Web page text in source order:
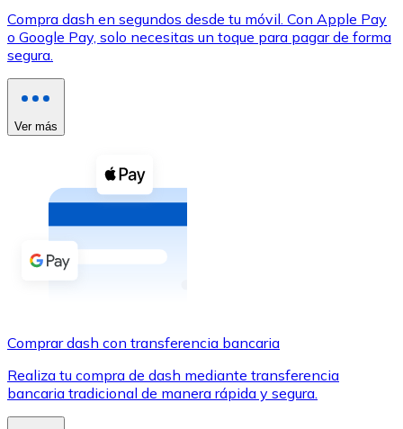
XRP
Efectivo
Comprar con efectivo
Transferencia SEPA
Añade fondos a tu cuenta Bitnovo o realiza compras
Utiliza tarjetas Visa y Mastercard para comprar
Comprar con tarjeta
Tienda - Tarjetas regalo
Compra dash en segundos desde tu móvil. Con Apple Pay
o Google Pay, solo necesitas un toque para pagar de forma
segura.
Ver más
Comprar dash con transferencia bancaria
Realiza tu compra de dash mediante transferencia
bancaria tradicional de manera rápida y segura.